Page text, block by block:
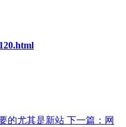
的尤其是新站 下一篇： 网